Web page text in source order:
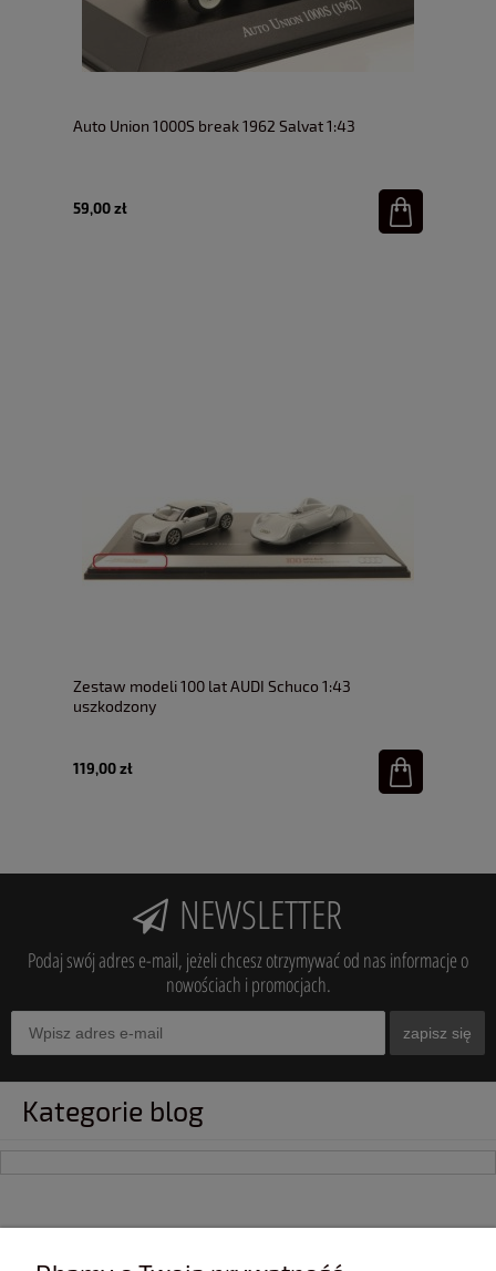
Auto Union 1000S break 1962 Salvat 1:43
59,00 zł
Zestaw modeli 100 lat AUDI Schuco 1:43
uszkodzony
119,00 zł
NEWSLETTER
Podaj swój adres e-mail, jeżeli chcesz otrzymywać od nas informacje o
nowościach i promocjach.
zapisz się
Kategorie blog